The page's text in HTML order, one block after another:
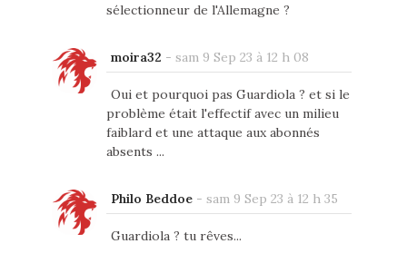
sélectionneur de l'Allemagne ?
moira32 - sam 9 Sep 23 à 12 h 08
Oui et pourquoi pas Guardiola ? et si le
problème était l'effectif avec un milieu
faiblard et une attaque aux abonnés
absents ...
Philo Beddoe- sam 9 Sep 23 à 12 h 35
Guardiola ? tu rêves...